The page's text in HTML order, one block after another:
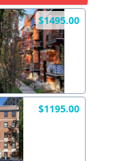
$1495.00
$1195.00